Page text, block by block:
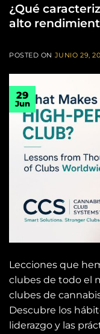
¿Qué
alto
POSTED ON JUNIO 29,
29
Jun
Lecciones que
clubes de todo el
clubes de
Descubre los
liderazgo y las